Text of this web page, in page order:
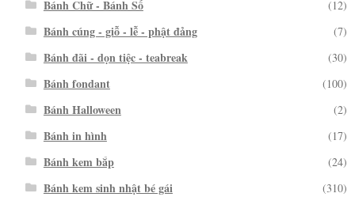
Bánh Chữ - Bánh Số (12)
Bánh cúng - giỗ - lễ - phật đảng (7)
Bánh đãi - dọn tiệc - teabreak (30)
Bánh fondant (100)
Bánh Halloween (2)
Bánh in hình (17)
Bánh kem bắp (24)
Bánh kem sinh nhật bé gái (310)